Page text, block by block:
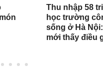
Thu nhập 58
học trường
sống ở Hà
mới thấy điều